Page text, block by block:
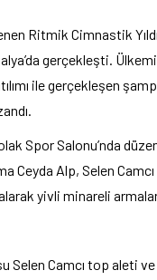
Ritmik Cimnastik
gerçekleşti.
ile gerçekleşen
Spor Salonu’nda
Ceyda Alp, Selen
yivli minareli
Selen Camcı top aleti